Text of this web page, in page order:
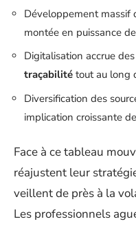
Développement massif
montée en puissance
Digitalisation accrue
traçabilité tout au long
Diversification des
implication croissante
Face à ce tableau
réajustent leur
veillent de près à la
Les professionnels